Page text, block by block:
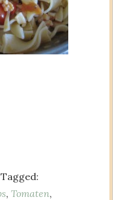
, Tomaten,